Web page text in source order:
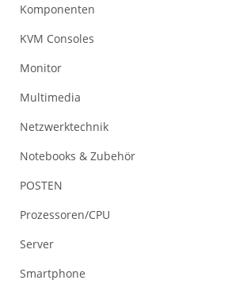
Komponenten
KVM Consoles
Monitor
Multimedia
Netzwerktechnik
Notebooks & Zubehör
POSTEN
Prozessoren/CPU
Server
Smartphone